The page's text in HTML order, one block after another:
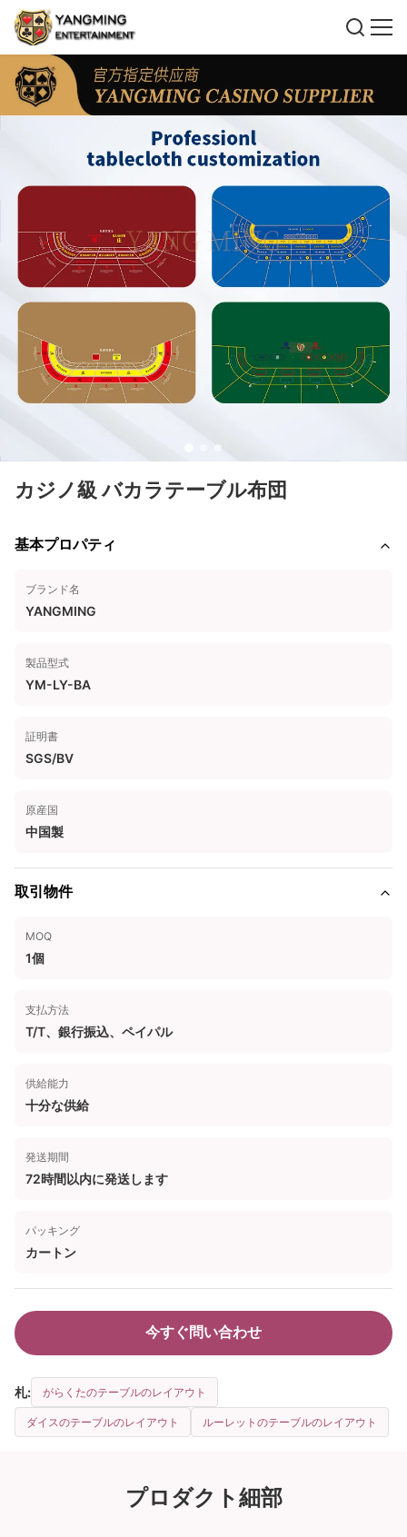
カジノ級 バカラテーブル布団
基本プロパティ
ブランド名
YANGMING
製品型式
YM-LY-BA
証明書
SGS/BV
原産国
中国製
取引物件
MOQ
1個
支払方法
T/T、銀行振込、ペイパル
供給能力
十分な供給
発送期間
72時間以内に発送します
パッキング
カートン
今すぐ問い合わせ
札: がらくたのテーブルのレイアウト
ダイスのテーブルのレイアウト ルーレットのテーブルのレイアウト
プロダクト細部